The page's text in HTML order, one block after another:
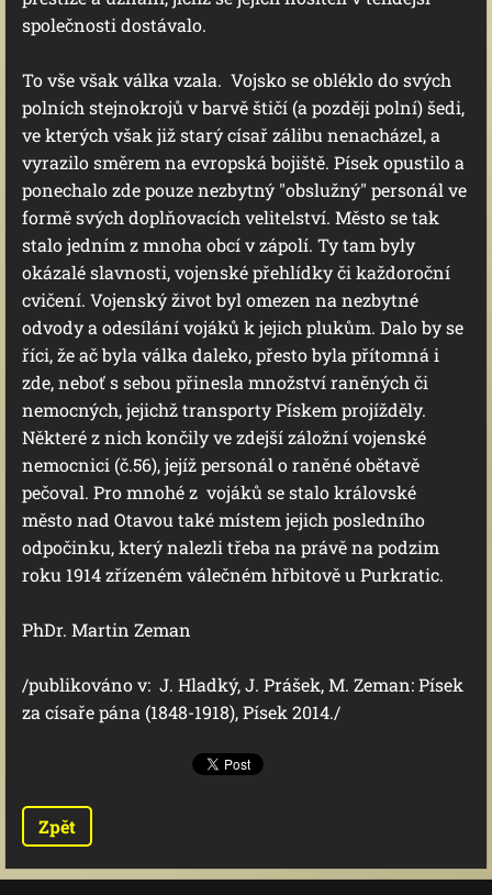
společnosti dostávalo.
To vše však válka vzala. Vojsko se obléklo do svých
polních stejnokrojů v barvě štičí (a později polní) šedi,
ve kterých však již starý císař zálibu nenacházel, a
vyrazilo směrem na evropská bojiště. Písek opustilo a
ponechalo zde pouze nezbytný "obslužný" personál ve
formě svých doplňovacích velitelství. Město se tak
stalo jedním z mnoha obcí v zápolí. Ty tam byly
okázalé slavnosti, vojenské přehlídky či každoroční
cvičení. Vojenský život byl omezen na nezbytné
odvody a odesílání vojáků k jejich plukům. Dalo by se
říci, že ač byla válka daleko, přesto byla přítomná i
zde, neboť s sebou přinesla množství raněných či
nemocných, jejichž transporty Pískem projížděly.
Některé z nich končily ve zdejší záložní vojenské
nemocnici (č.56), jejíž personál o raněné obětavě
pečoval. Pro mnohé z vojáků se stalo královské
město nad Otavou také místem jejich posledního
odpočinku, který nalezli třeba na právě na podzim
roku 1914 zřízeném válečném hřbitově u Purkratic.
PhDr. Martin Zeman
/publikováno v: J. Hladký, J. Prášek, M. Zeman: Písek
za císaře pána (1848-1918), Písek 2014./
Zpět